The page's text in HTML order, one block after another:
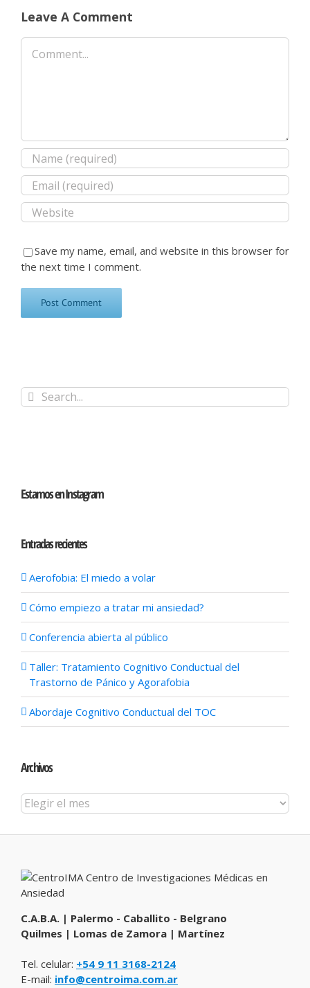
Leave A Comment
Comment
Save my name, email, and website in this browser for
the next time I comment.
Search
for:
Estamos en Instagram
Entradas recientes
Aerofobia: El miedo a volar
Cómo empiezo a tratar mi ansiedad?
Conferencia abierta al público
Taller: Tratamiento Cognitivo Conductual del
Trastorno de Pánico y Agorafobia
Abordaje Cognitivo Conductual del TOC
Archivos
Archivos
C.A.B.A. | Palermo - Caballito - Belgrano
Quilmes | Lomas de Zamora | Martínez
Tel. celular: +54 9 11 3168-2124
E-mail: info@centroima.com.ar